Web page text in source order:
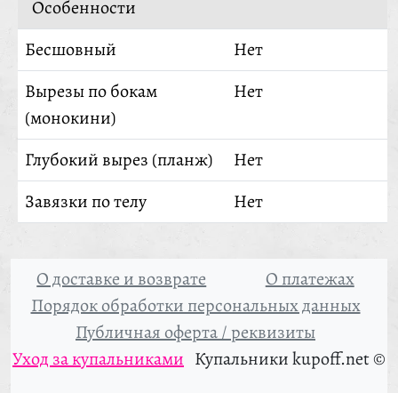
Особенности
Бесшовный
Нет
Вырезы по бокам
(монокини)
Нет
Глубокий вырез (планж)
Нет
Завязки по телу
Нет
О доставке и возврате
О платежах
Порядок обработки персональных данных
Публичная оферта / реквизиты
Уход за купальниками Купальники kupoff.net ©